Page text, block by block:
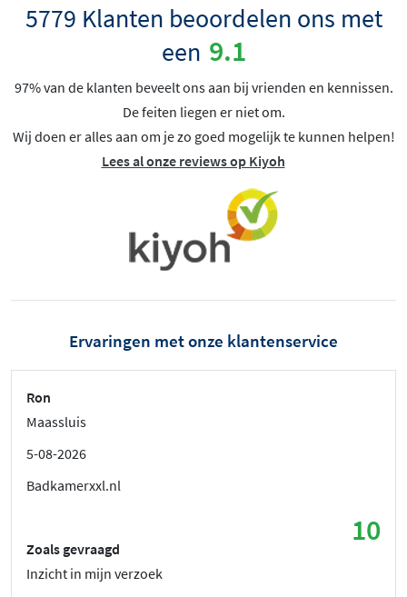
5779 Klanten beoordelen ons met
een 9.1
97% van de klanten beveelt ons aan bij vrienden en kennissen.
De feiten liegen er niet om.
Wij doen er alles aan om je zo goed mogelijk te kunnen helpen!
Lees al onze reviews op Kiyoh
Ervaringen met onze klantenservice
Ron
Maassluis
5-08-2026
Badkamerxxl.nl
10
Zoals gevraagd
Inzicht in mijn verzoek